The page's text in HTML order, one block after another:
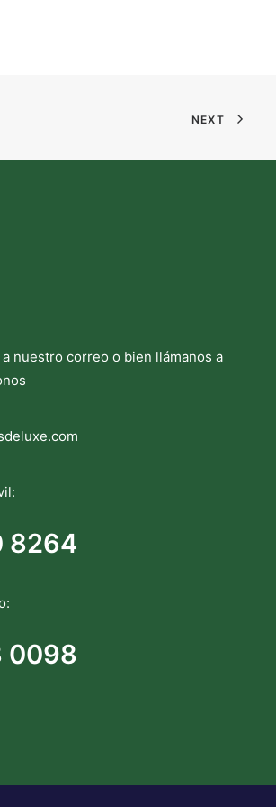
NEXT
nuestro correo o bien llámanos a
8264
0098